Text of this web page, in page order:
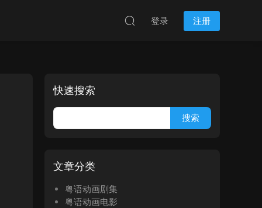
登录 注册
快速搜索
文章分类
粤语动画剧集
粤语动画电影